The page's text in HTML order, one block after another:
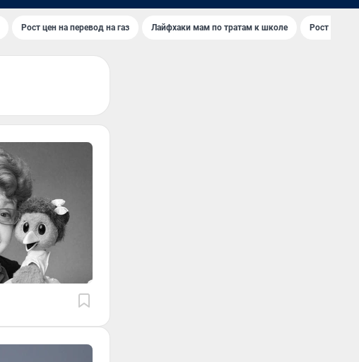
Рост цен на перевод на газ Лайфхаки мам по тратам к школе Рост цен на